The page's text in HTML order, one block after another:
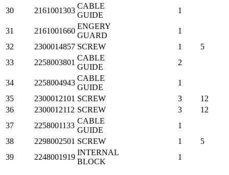
30
2161001303
CABLE
GUIDE
1
31 2161001660
ENGERY
GUARD
1
32
2300014857 SCREW 1
5
33
2258003801
CABLE
GUIDE
2
34 2258004943
CABLE
GUIDE
1
35
2300012101 SCREW 3
12
36
2300012112 SCREW 3
12
37
2258001133
CABLE
GUIDE
1
38
2298002501 SCREW 1
5
39
2248001919
INTERNAL
BLOCK
1